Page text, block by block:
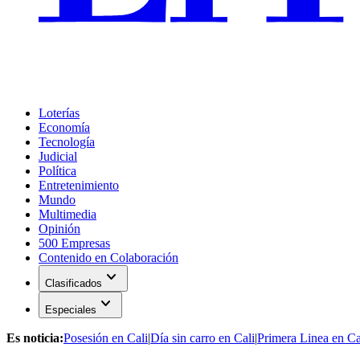
Loterías
Economía
Tecnología
Judicial
Política
Entretenimiento
Mundo
Multimedia
Opinión
500 Empresas
Contenido en Colaboración
Clasificados expand_more
Especiales expand_more
Es noticia:Posesión en Cali|Día sin carro en Cali|Primera Linea en